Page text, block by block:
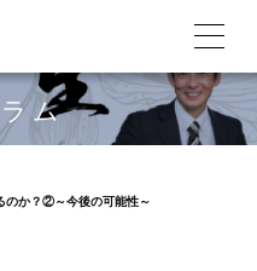
ム
のか？②～今後の可能性～